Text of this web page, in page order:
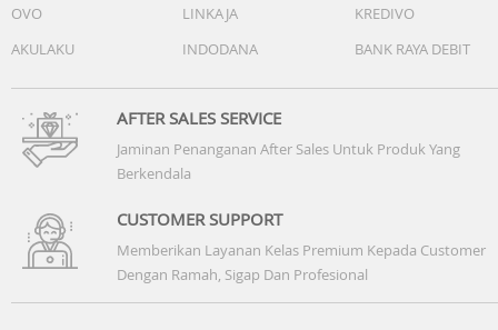
OVO
LINKAJA
KREDIVO
AKULAKU
INDODANA BANK RAYA DEBIT
AFTER SALES SERVICE
Jaminan Penanganan After Sales Untuk Produk Yang
Berkendala
CUSTOMER SUPPORT
Memberikan Layanan Kelas Premium Kepada Customer
Dengan Ramah, Sigap Dan Profesional